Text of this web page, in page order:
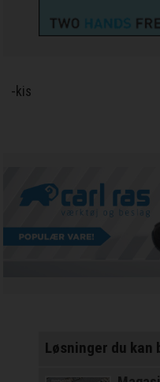
-kis
Løsninger du kan